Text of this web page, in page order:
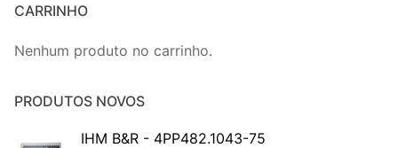
CARRINHO
Nenhum produto no carrinho.
PRODUTOS NOVOS
IHM B&R - 4PP482.1043-75